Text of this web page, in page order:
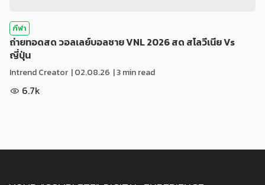
กีฬา
ถ่ายทอดสด วอลเลย์บอลชาย VNL 2026 สด สโลวีเนีย Vs
ญี่ปุ่น
Intrend Creator |02.08.26 | 3 min read
6.7k